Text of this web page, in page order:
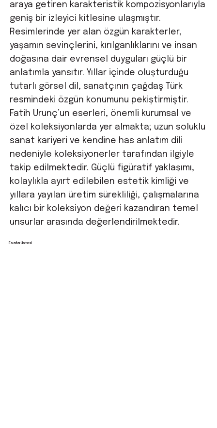
araya getiren karakteristik kompozisyonlarıyla
geniş bir izleyici kitlesine ulaşmıştır.
Resimlerinde yer alan özgün karakterler,
yaşamın sevinçlerini, kırılganlıklarını ve insan
doğasına dair evrensel duyguları güçlü bir
anlatımla yansıtır. Yıllar içinde oluşturduğu
tutarlı görsel dil, sanatçının çağdaş Türk
resmindeki özgün konumunu pekiştirmiştir.
Fatih Urunç’un eserleri, önemli kurumsal ve
özel koleksiyonlarda yer almakta; uzun soluklu
sanat kariyeri ve kendine has anlatım dili
nedeniyle koleksiyonerler tarafından ilgiyle
takip edilmektedir. Güçlü figüratif yaklaşımı,
kolaylıkla ayırt edilebilen estetik kimliği ve
yıllara yayılan üretim sürekliliği, çalışmalarına
kalıcı bir koleksiyon değeri kazandıran temel
unsurlar arasında değerlendirilmektedir.
Eserler Listesi